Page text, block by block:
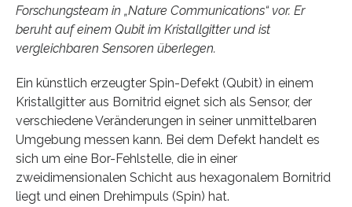
Forschungsteam in „Nature Communications“ vor. Er
beruht auf einem Qubit im Kristallgitter und ist
vergleichbaren Sensoren überlegen.
Ein künstlich erzeugter Spin-Defekt (Qubit) in einem
Kristallgitter aus Bornitrid eignet sich als Sensor, der
verschiedene Veränderungen in seiner unmittelbaren
Umgebung messen kann. Bei dem Defekt handelt es
sich um eine Bor-Fehlstelle, die in einer
zweidimensionalen Schicht aus hexagonalem Bornitrid
liegt und einen Drehimpuls (Spin) hat.